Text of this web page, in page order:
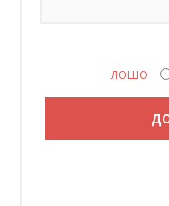
ЛОШО